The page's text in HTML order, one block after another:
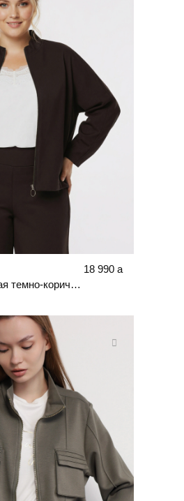
Куртка трикотажная темно-коричневого цвета
18 990 a